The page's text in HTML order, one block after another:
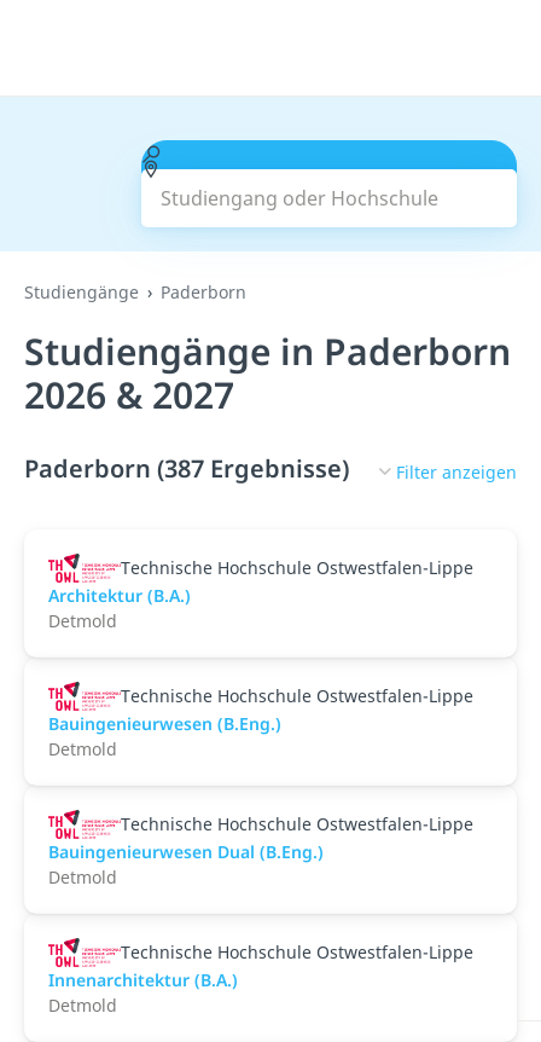
Studiengang oder Hochschule
Suchen
Studiengänge Paderborn
Studiengänge in Paderborn
2026 & 2027
Paderborn (387 Ergebnisse) Filter anzeigen
Technische Hochschule Ostwestfalen-Lippe
Architektur (B.A.)
Detmold
Technische Hochschule Ostwestfalen-Lippe
Bauingenieurwesen (B.Eng.)
Detmold
Technische Hochschule Ostwestfalen-Lippe
Bauingenieurwesen Dual (B.Eng.)
Detmold
Technische Hochschule Ostwestfalen-Lippe
Innenarchitektur (B.A.)
Detmold